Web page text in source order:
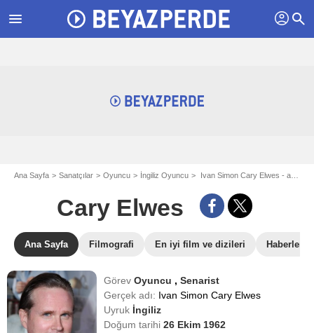
menu profil search
Ana Sayfa Sanatçılar Oyuncu İngiliz Oyuncu Ivan Simon Cary Elwes - aka Cary Elwes
Cary Elwes
Ana Sayfa Filmografi En iyi film ve dizileri Haberler
GörevOyuncu ,Senarist
Gerçek adı: Ivan Simon Cary Elwes
Uyruk İngiliz
Doğum tarihi26 Ekim 1962